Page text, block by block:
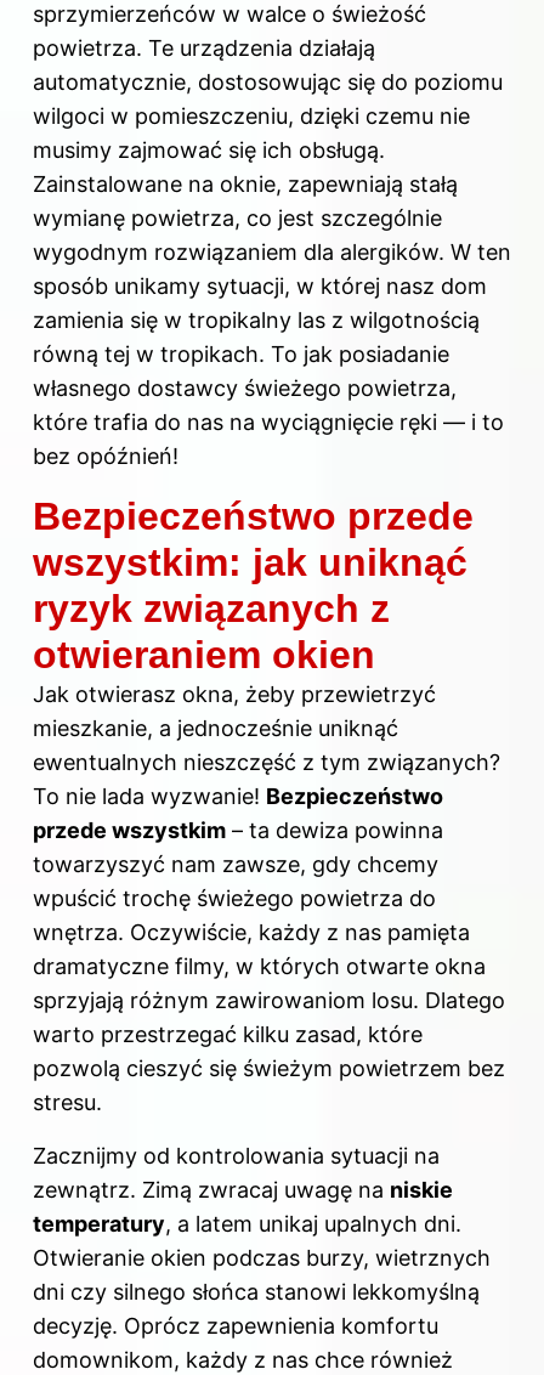
sprzymierzeńców w walce o świeżość
powietrza. Te urządzenia działają
automatycznie, dostosowując się do poziomu
wilgoci w pomieszczeniu, dzięki czemu nie
musimy zajmować się ich obsługą.
Zainstalowane na oknie, zapewniają stałą
wymianę powietrza, co jest szczególnie
wygodnym rozwiązaniem dla alergików. W ten
sposób unikamy sytuacji, w której nasz dom
zamienia się w tropikalny las z wilgotnością
równą tej w tropikach. To jak posiadanie
własnego dostawcy świeżego powietrza,
które trafia do nas na wyciągnięcie ręki — i to
bez opóźnień!
Bezpieczeństwo przede
wszystkim: jak uniknąć
ryzyk związanych z
otwieraniem okien
Jak otwierasz okna, żeby przewietrzyć
mieszkanie, a jednocześnie uniknąć
ewentualnych nieszczęść z tym związanych?
To nie lada wyzwanie! Bezpieczeństwo
przede wszystkim – ta dewiza powinna
towarzyszyć nam zawsze, gdy chcemy
wpuścić trochę świeżego powietrza do
wnętrza. Oczywiście, każdy z nas pamięta
dramatyczne filmy, w których otwarte okna
sprzyjają różnym zawirowaniom losu. Dlatego
warto przestrzegać kilku zasad, które
pozwolą cieszyć się świeżym powietrzem bez
stresu.
Zacznijmy od kontrolowania sytuacji na
zewnątrz. Zimą zwracaj uwagę na niskie
temperatury, a latem unikaj upalnych dni.
Otwieranie okien podczas burzy, wietrznych
dni czy silnego słońca stanowi lekkomyślną
decyzję. Oprócz zapewnienia komfortu
domownikom, każdy z nas chce również